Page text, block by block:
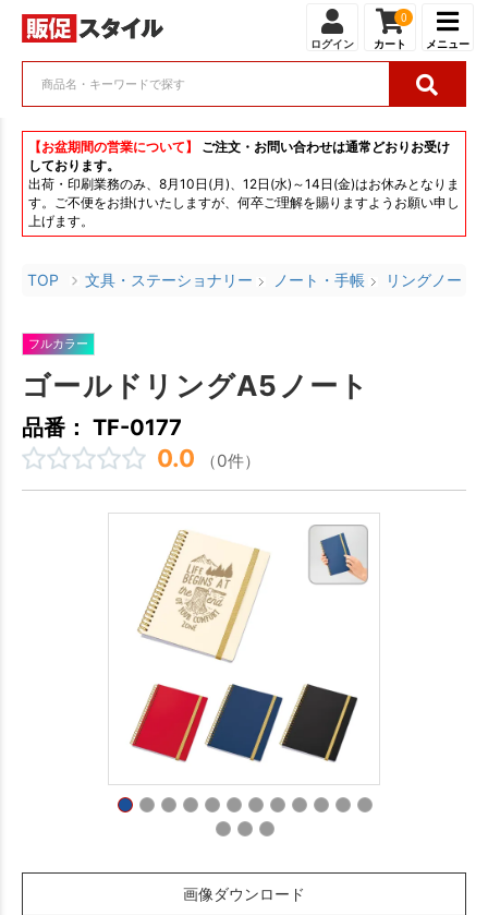
ログイン
0
カート メニュー
【お盆期間の営業について】
ご注文・お問い合わせは通常どおりお受け
しております。
出荷・印刷業務のみ、8月10日(月)、12日(水)～14日(金)はお休みとなりま
す。ご不便をお掛けいたしますが、何卒ご理解を賜りますようお願い申し
上げます。
TOP 文具・ステーショナリー ノート・手帳 リングノート
フルカラー
ゴールドリングA5ノート
品番： TF-0177
0.0 （0件）
画像ダウンロード